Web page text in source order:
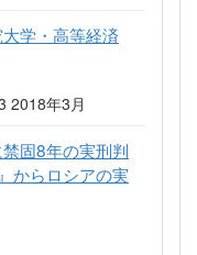
学・高等経済
2018年3月
固8年の実刑判
からロシアの実